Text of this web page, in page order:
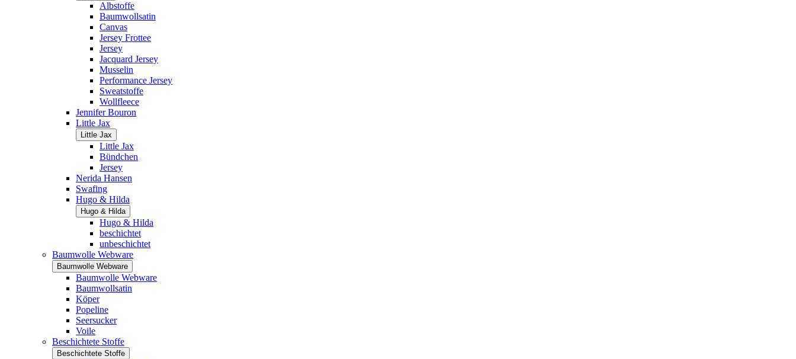
Albstoffe
Baumwollsatin
Canvas
Jersey Frottee
Jersey
Jacquard Jersey
Musselin
Performance Jersey
Sweatstoffe
Wollfleece
Jennifer Bouron
Little Jax
Little Jax
Little Jax
Bündchen
Jersey
Nerida Hansen
Swafing
Hugo & Hilda
Hugo & Hilda
Hugo & Hilda
beschichtet
unbeschichtet
Baumwolle Webware
Baumwolle Webware
Baumwolle Webware
Baumwollsatin
Köper
Popeline
Seersucker
Voile
Beschichtete Stoffe
Beschichtete Stoffe